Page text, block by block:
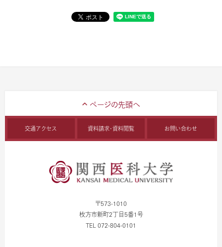
交通アクセス 資料請求・資料閲覧 お問い合わせ
〒573-1010
枚方市新町2丁目5番1号
TEL 072-804-0101